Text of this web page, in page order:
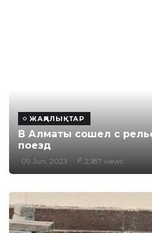
ЖАҢАЛЫҚТАР
В Алматы сошел с
поезд
09 Jun, 2023 2,187 views